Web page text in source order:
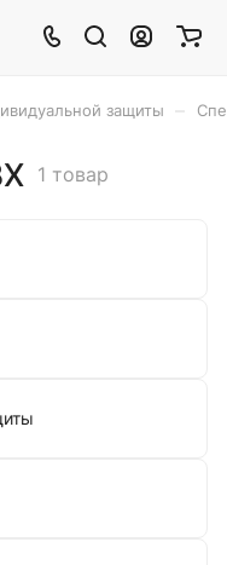
защиты
1 товар